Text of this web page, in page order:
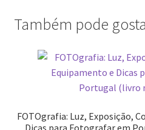
My Courses
Também pode
FOTOgrafia: Luz, Exposição,